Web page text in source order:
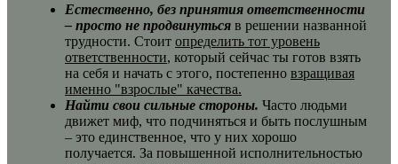
Естественно, без принятия ответственности
– просто не продвинуться в решении названной
трудности. Стоит определить тот уровень
ответственности, который сейчас ты готов взять
на себя и начать с этого, постепенно взращивая
именно "взрослые" качества.
Найти свои сильные стороны. Часто людьми
движет миф, что подчиняться и быть послушным
– это единственное, что у них хорошо
получается. За повышенной исполнительностью